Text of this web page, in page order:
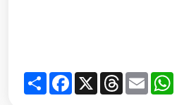
Share
Facebook X
ThreadsEmail
WhatsApp